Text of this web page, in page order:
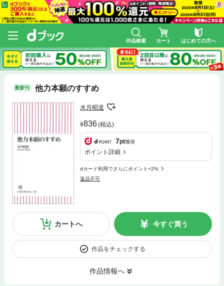
作品検索 カート はじめての方へ
最新刊 他力本願のすすめ
水月昭道
836(税込)
7pt獲得
ポイント詳細
dカード利用でさらにポイント+2%
返品不可
カートへ 今すぐ買う
作品をチェックする
作品情報へ